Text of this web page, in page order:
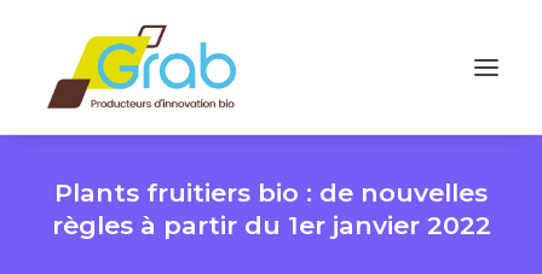
Plants fruitiers bio : de nouvelles
règles à partir du 1er janvier 2022